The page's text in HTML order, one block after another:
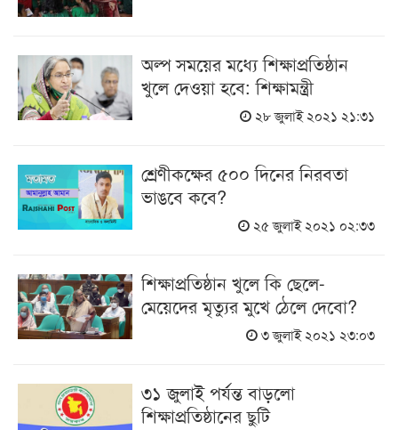
অল্প সময়ের মধ্যে শিক্ষাপ্রতিষ্ঠান
খুলে দেওয়া হবে: শিক্ষামন্ত্রী
২৮ জুলাই ২০২১ ২১:৩১
শ্রেণীকক্ষের ৫০০ দিনের নিরবতা
ভাঙবে কবে?
২৫ জুলাই ২০২১ ০২:৩৩
শিক্ষাপ্রতিষ্ঠান খুলে কি ছেলে-
মেয়েদের মৃত্যুর মুখে ঠেলে দেবো?
৩ জুলাই ২০২১ ২৩:০৩
৩১ জুলাই পর্যন্ত বাড়লো
শিক্ষাপ্রতিষ্ঠানের ছুটি